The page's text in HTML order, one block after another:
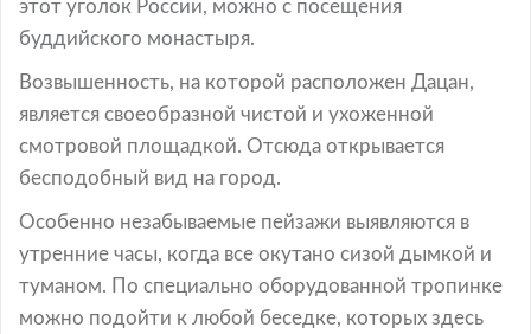
этот уголок России, можно с посещения
буддийского монастыря.
Возвышенность, на которой расположен Дацан,
является своеобразной чистой и ухоженной
смотровой площадкой. Отсюда открывается
бесподобный вид на город.
Особенно незабываемые пейзажи выявляются в
утренние часы, когда все окутано сизой дымкой и
туманом. По специально оборудованной тропинке
можно подойти к любой беседке, которых здесь